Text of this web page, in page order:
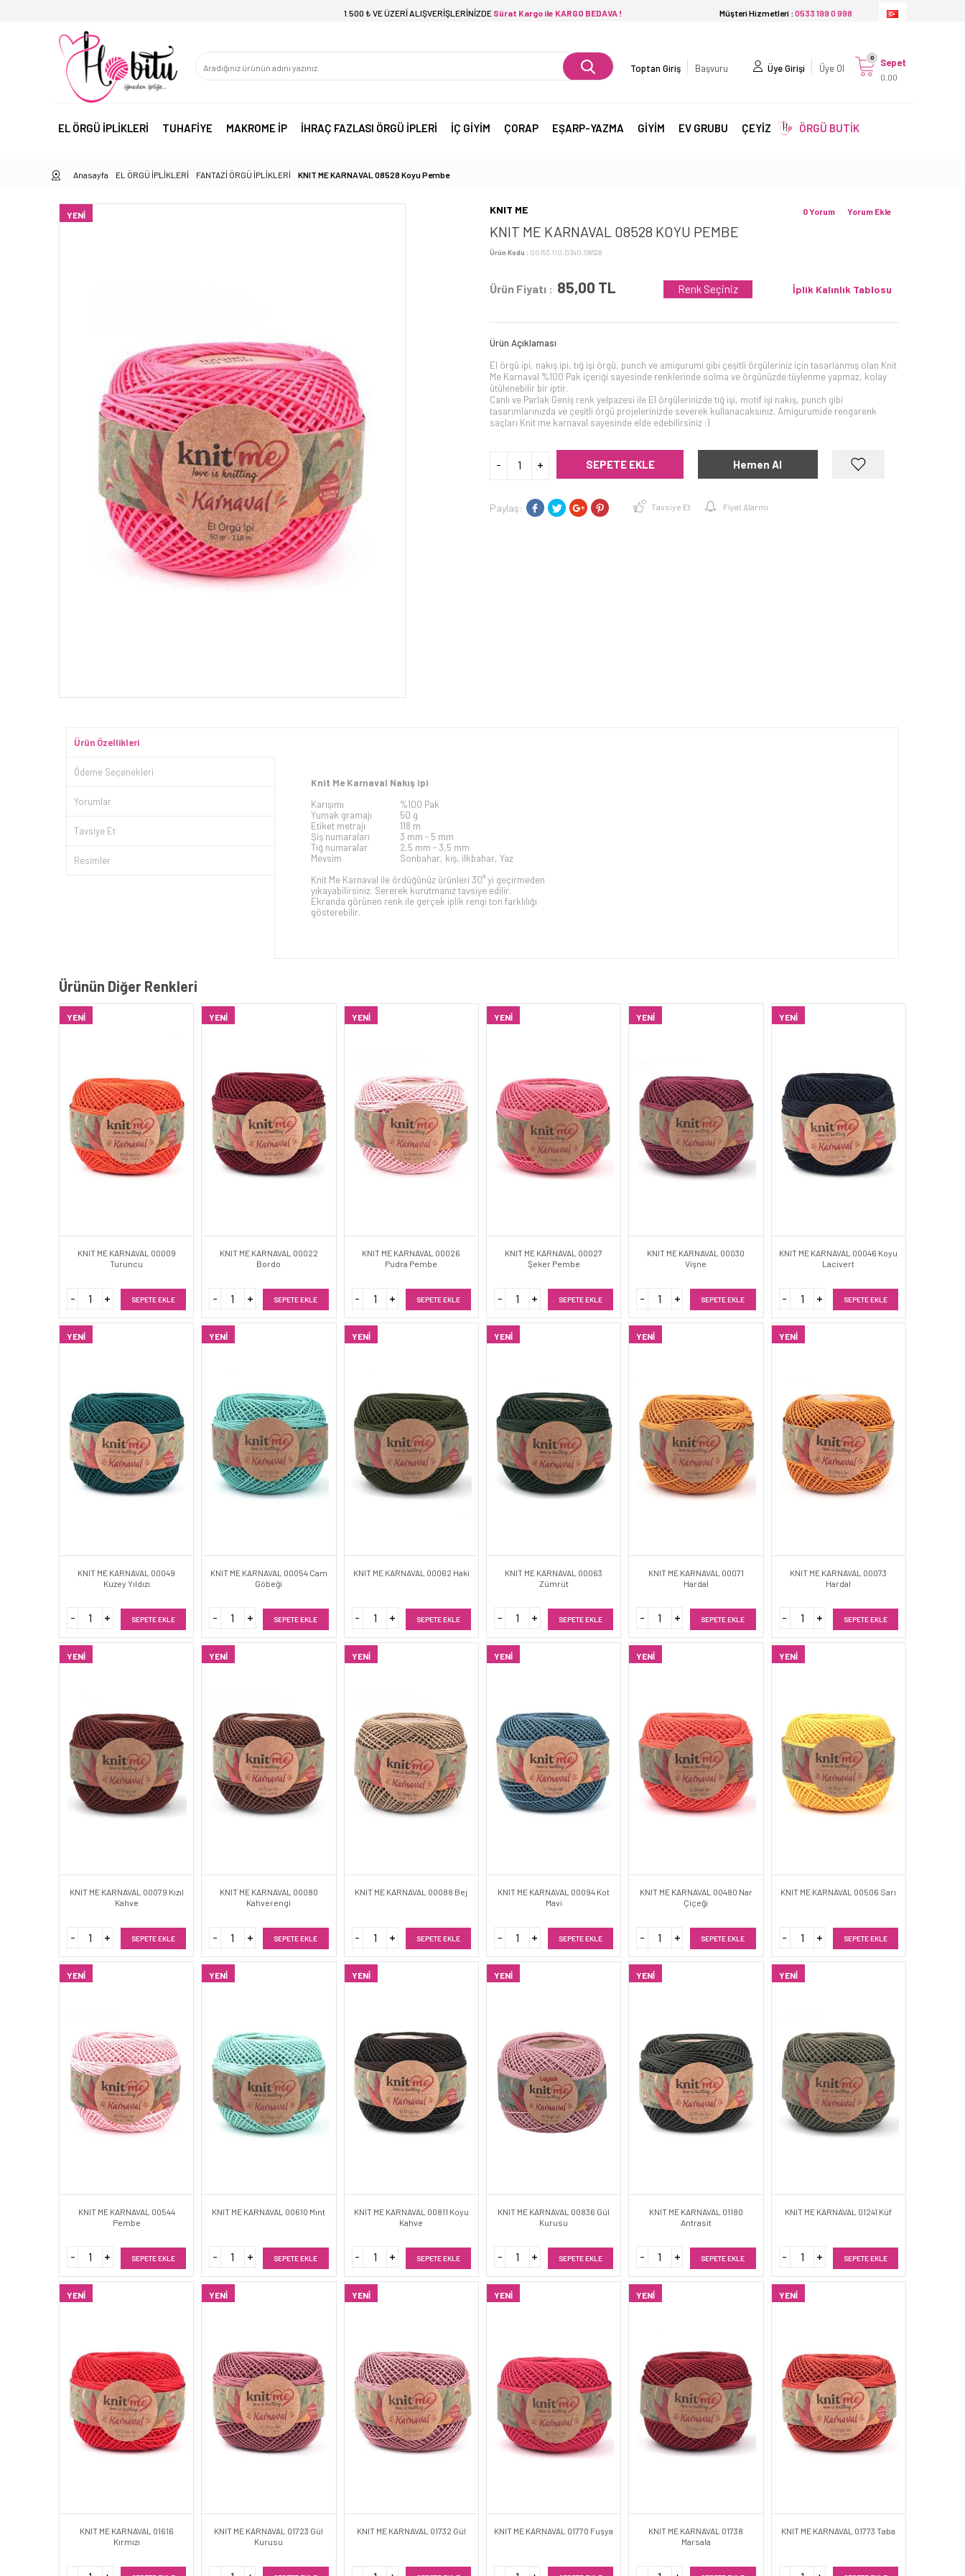
1.500 ₺ VE ÜZERİ ALIŞVERİŞLERİNİZDE Sürat Kargo ile KARGO BEDAVA ! Müşteri Hizmetleri : 0533 199 0 998
Başvuru
Toptan Giriş Üye Girişi Üye Ol Sepet
0,00
0
EL ÖRGÜ İPLİKLERİ TUHAFİYE MAKROME İP İHRAÇ FAZLASI ÖRGÜ İPLERİ İÇ GİYİM ÇORAP EŞARP-YAZMA GİYİM EV GRUBU ÇEYİZ ÖRGÜ BUTİK
Anasayfa EL ÖRGÜ İPLİKLERİ FANTAZİ ÖRGÜ İPLİKLERİ KNIT ME KARNAVAL 08528 Koyu Pembe
YENI KNIT ME
KNIT ME KARNAVAL 08528 KOYU PEMBE
Ürün Kodu : 00153.110.0340.08528
Yorum Ekle
0 Yorum
Ürün Fiyatı : 85,00 TL İplik Kalınlık Tablosu
Renk Seçiniz
Ürün Açıklaması
El örgü ipi, nakış ipi, tığ işi örgü, punch ve amigurumi gibi çeşitli örgüleriniz için tasarlanmış olan Knit
Me Karnaval %100 Pak içeriği sayesinde renklerinde solma ve örgünüzde tüylenme yapmaz, kolay
ütülenebilir bir iptir.
Canlı ve Parlak Geniş renk yelpazesi ile El örgülerinizde tığ işi, motif işi nakış, punch gibi
tasarımlarınızda ve çeşitli örgü projelerinizde severek kullanacaksınız. Amigurumide rengarenk
saçları Knit me karnaval sayesinde elde edebilirsiniz :)
SEPETE EKLE Hemen Al
Paylaş: Tavsiye Et Fiyat Alarmı
Ürün Özellikleri
Ödeme Seçenekleri
Yorumlar
Tavsiye Et
Resimler
Knit Me Karnaval Nakış ipi
Karışımı
%100 Pak
Yumak gramajı
50 g
Etiket metrajı
118 m
Şiş numaraları
3 mm - 5 mm
Tığ numaralar
2,5 mm - 3,5 mm
Mevsim
Sonbahar, kış, ilkbahar, Yaz
Knit Me Karnaval ile ördüğünüz ürünleri 30° yi geçirmeden
yıkayabilirsiniz. Sererek kurutmanız tavsiye edilir.
Ekranda görünen renk ile gerçek iplik rengi ton farklılığı
gösterebilir.
Ürünün Diğer Renkleri
YENI
KNIT ME KARNAVAL 00009
Turuncu
SEPETE EKLE
YENI
KNIT ME KARNAVAL 00022
Bordo
SEPETE EKLE
YENI
KNIT ME KARNAVAL 00026
Pudra Pembe
SEPETE EKLE
YENI
KNIT ME KARNAVAL 00027
Şeker Pembe
SEPETE EKLE
YENI
KNIT ME KARNAVAL 00030
Vişne
SEPETE EKLE
YENI
KNIT ME KARNAVAL 00046 Koyu
Lacivert
SEPETE EKLE
YENI
KNIT ME KARNAVAL 00049
Kuzey Yıldızı
SEPETE EKLE
YENI
KNIT ME KARNAVAL 00054 Cam
Göbeği
SEPETE EKLE
YENI
KNIT ME KARNAVAL 00062 Haki
SEPETE EKLE
YENI
KNIT ME KARNAVAL 00063
Zümrüt
SEPETE EKLE
YENI
KNIT ME KARNAVAL 00071
Hardal
SEPETE EKLE
YENI
KNIT ME KARNAVAL 00073
Hardal
SEPETE EKLE
YENI
KNIT ME KARNAVAL 00079 Kızıl
Kahve
SEPETE EKLE
YENI
KNIT ME KARNAVAL 00080
Kahverengi
SEPETE EKLE
YENI
KNIT ME KARNAVAL 00088 Bej
SEPETE EKLE
YENI
KNIT ME KARNAVAL 00094 Kot
Mavi
SEPETE EKLE
YENI
KNIT ME KARNAVAL 00480 Nar
Çiçeği
SEPETE EKLE
YENI
KNIT ME KARNAVAL 00506 Sarı
SEPETE EKLE
YENI
KNIT ME KARNAVAL 00544
Pembe
SEPETE EKLE
YENI
KNIT ME KARNAVAL 00610 Mint
SEPETE EKLE
YENI
KNIT ME KARNAVAL 00811 Koyu
Kahve
SEPETE EKLE
YENI
KNIT ME KARNAVAL 00836 Gül
Kurusu
SEPETE EKLE
YENI
KNIT ME KARNAVAL 01180
Antrasit
SEPETE EKLE
YENI
KNIT ME KARNAVAL 01241 Küf
SEPETE EKLE
YENI
KNIT ME KARNAVAL 01616
Kırmızı
YENI
KNIT ME KARNAVAL 01723 Gül
Kurusu
YENI
KNIT ME KARNAVAL 01732 Gül
YENI
KNIT ME KARNAVAL 01770 Fuşya
YENI
KNIT ME KARNAVAL 01738
Marsala
YENI
KNIT ME KARNAVAL 01773 Taba